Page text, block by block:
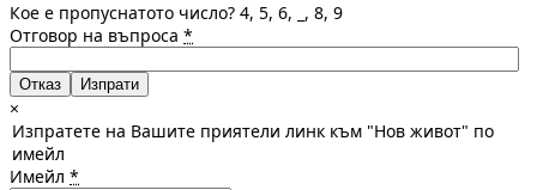
Кое е пропуснатото число? 4, 5, 6, _, 8, 9
Отговор на въпроса *
Отказ
×
Изпратете на Вашите приятели линк към "Нов живот" по
имейл
Имейл *